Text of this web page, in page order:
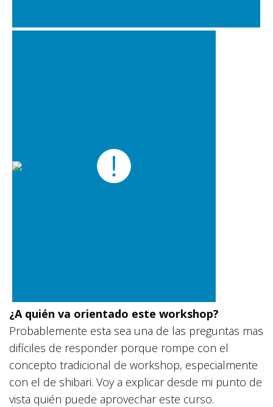
¿A quién va orientado este workshop?
Probablemente esta sea una de las preguntas mas
difíciles de responder porque rompe con el
concepto tradicional de workshop, especialmente
con el de shibari. Voy a explicar desde mi punto de
vista quién puede aprovechar este curso.